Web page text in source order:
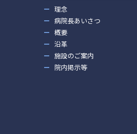
理念
病院長あいさつ
概要
沿革
施設のご案内
院内掲示等